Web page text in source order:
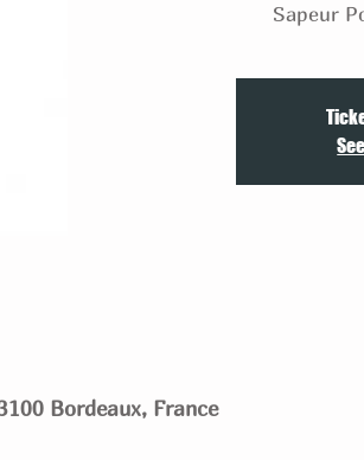
Sapeur
Bordeaux, France